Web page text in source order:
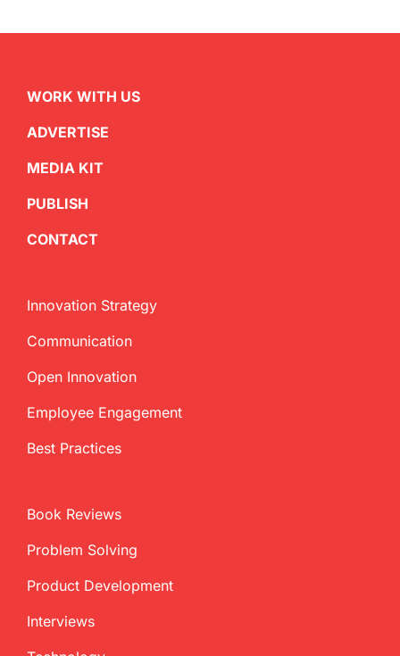
WORK WITH US
ADVERTISE
MEDIA KIT
PUBLISH
CONTACT
Innovation Strategy
Communication
Open Innovation
Employee Engagement
Best Practices
Book Reviews
Problem Solving
Product Development
Interviews